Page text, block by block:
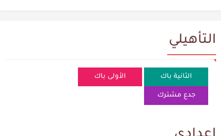
التأهيلي
الثانية باك الأولى باك
جدع مشترك